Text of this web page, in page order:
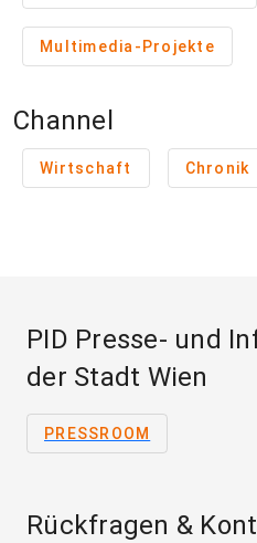
Multimedia-Projekte
Channel
Wirtschaft Chronik
PID Presse- und
der Stadt Wien
PRESSROOM
Rückfragen &